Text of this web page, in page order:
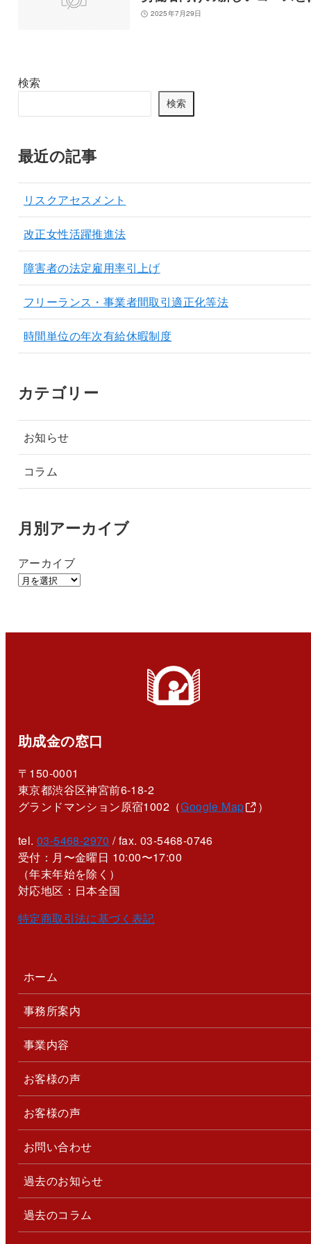
2025年7月29日
検索
検索
最近の記事
リスクアセスメント
改正女性活躍推進法
障害者の法定雇用率引上げ
フリーランス・事業者間取引適正化等法
時間単位の年次有給休暇制度
カテゴリー
お知らせ
コラム
月別アーカイブ
アーカイブ
助成金の窓口
〒150-0001
東京都渋谷区神宮前6-18-2
グランドマンション原宿1002（Google Map ）
tel. 03-5468-2970 / fax. 03-5468-0746
受付：月〜金曜日 10:00〜17:00
（年末年始を除く）
対応地区：日本全国
特定商取引法に基づく表記
ホーム
事務所案内
事業内容
お客様の声
お客様の声
お問い合わせ
過去のお知らせ
過去のコラム